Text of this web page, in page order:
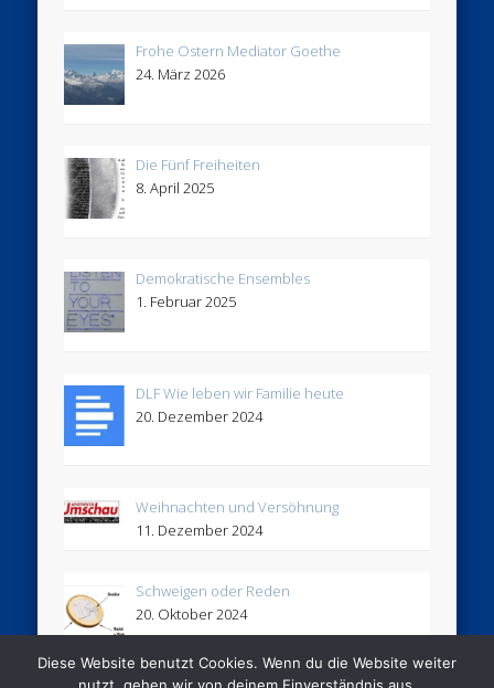
Frohe Ostern Mediator Goethe
24. März 2026
Die Fünf Freiheiten
8. April 2025
Demokratische Ensembles
1. Februar 2025
DLF Wie leben wir Familie heute
20. Dezember 2024
Weihnachten und Versöhnung
11. Dezember 2024
Schweigen oder Reden
20. Oktober 2024
Diese Website benutzt Cookies. Wenn du die Website weiter